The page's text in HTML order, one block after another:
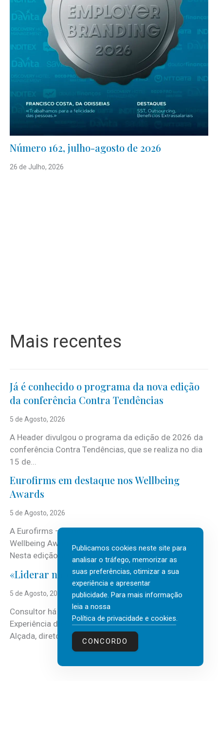
Número 162, julho-agosto de 2026
26 de Julho, 2026
Mais recentes
Já é conhecido o programa da nova edição
da conferência Contra Tendências
5 de Agosto, 2026
A Header divulgou o programa da edição de 2026 da
conferência Contra Tendências, que se realiza no dia
15 de...
Eurofirms em destaque nos Wellbeing
Awards
5 de Agosto, 2026
A Eurofirms – People first está de regresso aos
Wellbeing Awards, integrando o Top Wellbeing 2026.
Nesta edição, a multinacional...
«Liderar não é um talento místico.»
5 de Agosto, 2026
Consultor há mais de três décadas nas áreas de
Experiência do Cliente, Vendas e Liderança, Manuel
Alçada, diretor executivo da...
Publicamos cookies neste site para
analisar o tráfego, memorizar as
suas preferências, otimizar a sua
experiência e apresentar
publicidade. Para mais informação
leia a nossa
Política de privacidade e cookies.
CONCORDO